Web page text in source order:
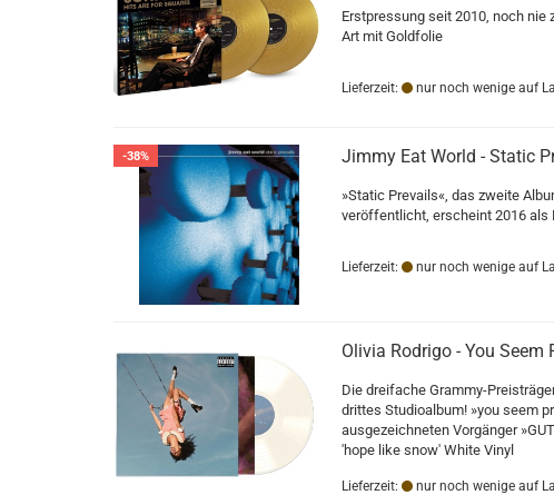
Erstpressung seit 2010, noch nie
Art mit Goldfolie
Lieferzeit: nur noch wenige auf
-38% Jimmy Eat World - Static
»Static Prevails«, das zweite
veröffentlicht, erscheint 2016 als
Lieferzeit: nur noch wenige auf
Olivia Rodrigo - You Seem
Die dreifache Grammy-
drittes Studioalbum! »you seem
ausgezeichneten Vorgänger
'hope like snow' White Vinyl
Lieferzeit: nur noch wenige auf